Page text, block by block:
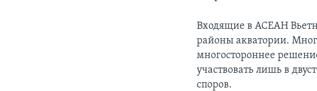
Входящие в АСЕАН
районы акватории.
многостороннее
участвовать лишь в
споров.